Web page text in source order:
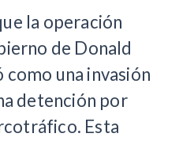
la operación
de Donald
una invasión
detención por
Esta